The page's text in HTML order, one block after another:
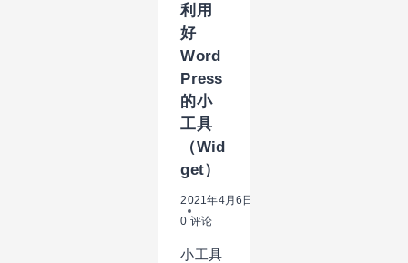
利用
好
Word
Press
的小
工具
（Wid
get）
2021年4月6日
0 评论
小工具